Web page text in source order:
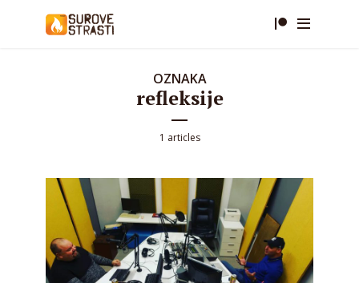
OZNAKA
refleksije
1 articles